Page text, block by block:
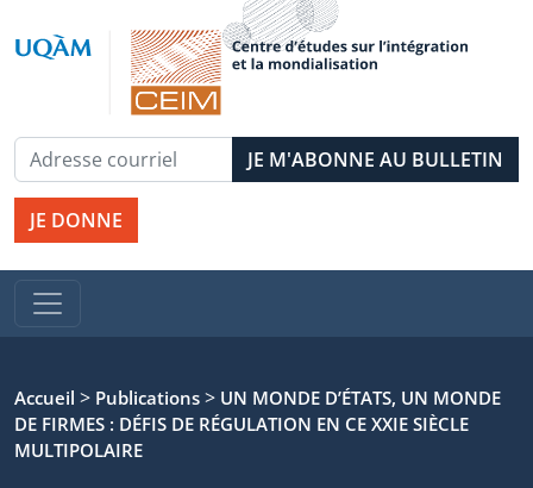
JE DONNE
Accueil > Publications > UN MONDE D’ÉTATS, UN MONDE
DE FIRMES : DÉFIS DE RÉGULATION EN CE XXIE SIÈCLE
MULTIPOLAIRE